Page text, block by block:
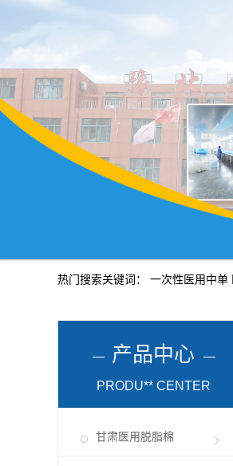
热门搜索关键词： 一次性医用中单
产品中心
PRODU** CENTER
甘肃医用脱脂棉